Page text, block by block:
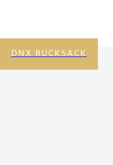
DNX RUCKSACK